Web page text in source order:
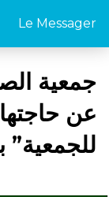
Le Messager
جمعية
عن
للجمعية”